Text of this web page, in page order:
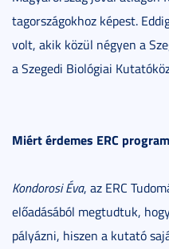
tagországokhoz képest.
volt, akik közül négyen a
a Szegedi Biológiai
Miért érdemes ERC
Kondorosi Éva, az ERC
előadásából megtudtuk,
pályázni, hiszen a kutató